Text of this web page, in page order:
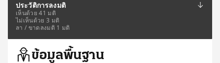
ประวัติการลงมติ
เห็นด้วย 41 มติ
ไม่เห็นด้วย 3 มติ
ลา / ขาดลงมติ 1 มติ
ข้อมูลพื้นฐาน